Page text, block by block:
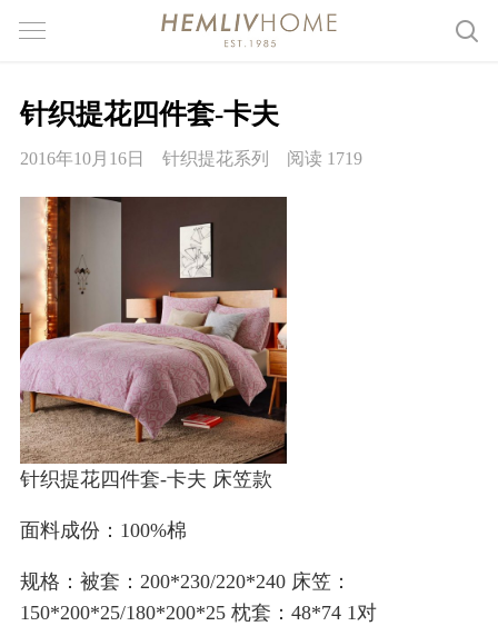
针织提花四件套-卡夫
2016年10月16日 针织提花系列 阅读 1719
针织提花四件套-卡夫 床笠款
面料成份：100%棉
规格：被套：200*230/220*240 床笠：
150*200*25/180*200*25 枕套：48*74 1对